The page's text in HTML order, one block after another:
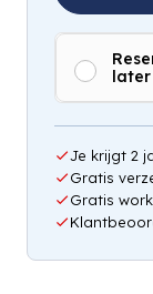
later
Je krijgt 2
Gratis
Gratis